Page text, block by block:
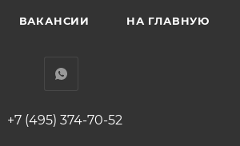
ВАКАНСИИ НА ГЛАВНУЮ
+7 (495) 374-70-52